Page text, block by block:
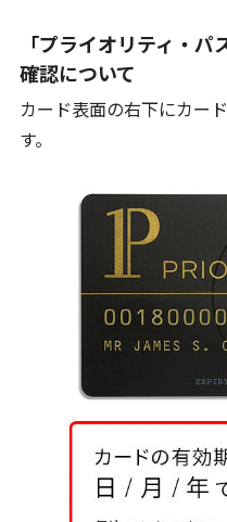
「プライオリティ・パ
確認について
カード表面の右下にカー
す。